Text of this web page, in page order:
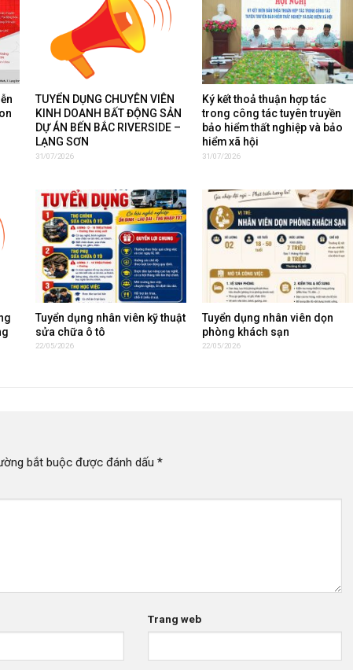
TUYỂN DỤNG CHUYÊN VIÊN
KINH DOANH BẤT ĐỘNG SẢN
DỰ ÁN BẾN BẮC RIVERSIDE –
LẠNG SƠN
31/07/2026
Ký kết thoả thuận hợp tác
trong công tác tuyên truyền
bảo hiểm thất nghiệp và bảo
hiểm xã hội
31/07/2026
Tuyển dụng nhân viên kỹ thuật
sửa chữa ô tô
22/05/2026
Tuyển dụng nhân viên dọn
phòng khách sạn
22/05/2026
bắt buộc được đánh dấu *
Trang web